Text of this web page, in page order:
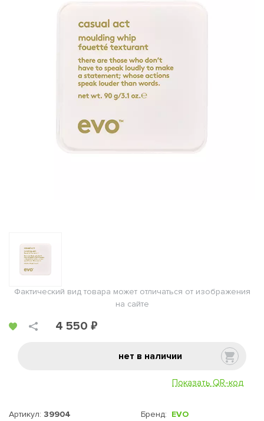
Фактический вид товара может отличаться от изображения
на сайте
4 550 ₽
нет в наличии
Показать QR-код
Артикул: 39904
Бренд: EVO